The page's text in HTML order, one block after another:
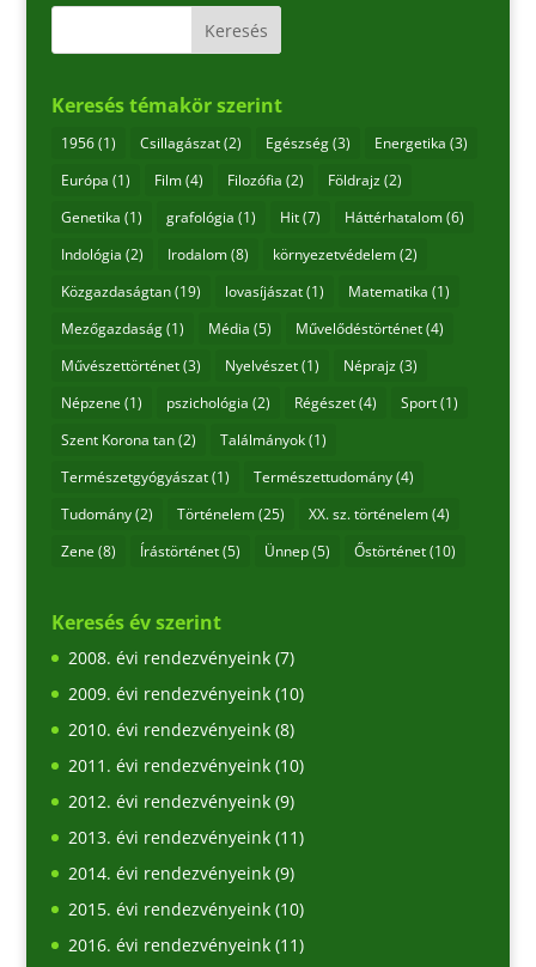
Keresés témakör szerint
1956(1) Csillagászat(2) Egészség(3) Energetika (3)
Európa (1) Film(4) Filozófia (2) Földrajz(2)
Genetika (1) grafológia (1) Hit(7) Háttérhatalom(6)
Indológia (2) Irodalom(8) környezetvédelem(2)
Közgazdaságtan(19) lovasíjászat(1) Matematika (1)
Mezőgazdaság(1) Média (5) Művelődéstörténet(4)
Művészettörténet(3) Nyelvészet(1) Néprajz(3)
Népzene (1) pszichológia (2) Régészet(4) Sport(1)
Szent Korona tan(2) Találmányok(1)
Természetgyógyászat(1) Természettudomány(4)
Tudomány(2) Történelem(25) XX. sz. történelem(4)
Zene (8) Írástörténet(5) Ünnep(5) Őstörténet(10)
Keresés év szerint
2008. évi rendezvényeink(7)
2009. évi rendezvényeink(10)
2010. évi rendezvényeink(8)
2011. évi rendezvényeink(10)
2012. évi rendezvényeink(9)
2013. évi rendezvényeink(11)
2014. évi rendezvényeink(9)
2015. évi rendezvényeink(10)
2016. évi rendezvényeink(11)